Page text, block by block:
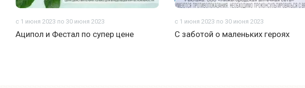
с 1 июня 2023 по 30 июня 2023
Аципол и Фестал по супер цене
с 1 июня 2023 по 30 июня 2023
С заботой о маленьких героях